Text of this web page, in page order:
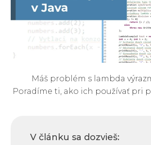
Máš problém s lambda
Poradíme ti, ako ich používať pri
V článku sa dozvieš: